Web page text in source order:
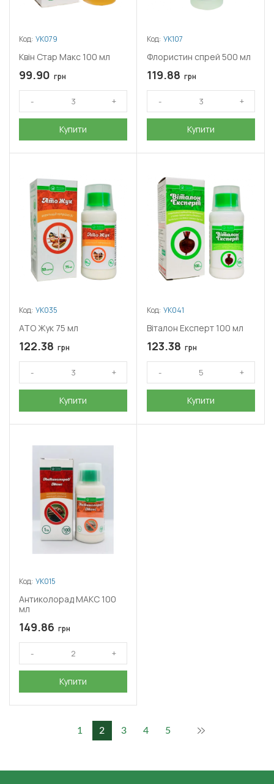
Код: УК079
Квін Стар Макс 100 мл
99.90 грн
Купити
Код: УК107
Флористин спрей 500 мл
119.88 грн
Купити
Код: УК035
АТО Жук 75 мл
122.38 грн
Купити
Код: УК041
Віталон Експерт 100 мл
123.38 грн
Купити
Код: УК015
Антиколорад МАКС 100
мл
149.86 грн
Купити
1 2 3 4 5